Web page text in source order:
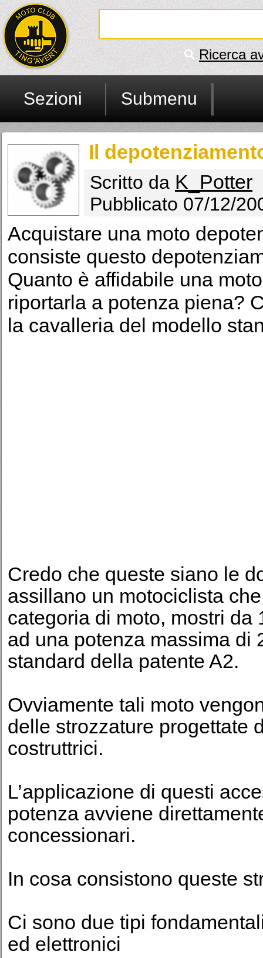
Ricerca
Sezioni Submenu
Il
Scritto da K_Potter
Pubblicato 07/12/
Acquistare una moto
consiste questo
Quanto è affidabile una
riportarla a potenza piena?
la cavalleria del modello
Credo che queste siano le
assillano un motociclista
categoria di moto, mostri
ad una potenza massima di
standard della patente A2.
Ovviamente tali moto
delle strozzature progettate
costruttrici.
L’applicazione di questi
potenza avviene
concessionari.
In cosa consistono queste
Ci sono due tipi
ed elettronici